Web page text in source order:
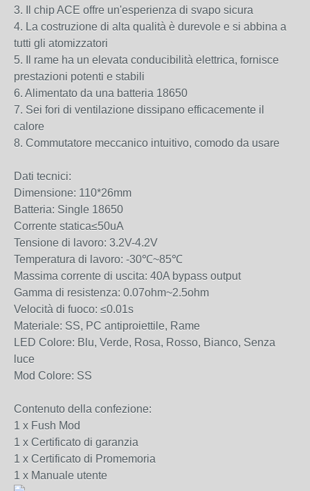
3. Il chip ACE offre un'esperienza di svapo sicura
4. La costruzione di alta qualità è durevole e si abbina a
tutti gli atomizzatori
5. Il rame ha un elevata conducibilità elettrica, fornisce
prestazioni potenti e stabili
6. Alimentato da una batteria 18650
7. Sei fori di ventilazione dissipano efficacemente il
calore
8. Commutatore meccanico intuitivo, comodo da usare
Dati tecnici:
Dimensione: 110*26mm
Batteria: Single 18650
Corrente statica≤50uA
Tensione di lavoro: 3.2V-4.2V
Temperatura di lavoro: -30℃~85℃
Massima corrente di uscita: 40A bypass output
Gamma di resistenza: 0.07ohm~2.5ohm
Velocità di fuoco: ≤0.01s
Materiale: SS, PC antiproiettile, Rame
LED Colore: Blu, Verde, Rosa, Rosso, Bianco, Senza
luce
Mod Colore: SS
Contenuto della confezione:
1 x Fush Mod
1 x Certificato di garanzia
1 x Certificato di Promemoria
1 x Manuale utente